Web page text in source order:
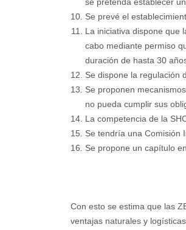
Se prevé el
La iniciativa dispone que
cabo mediante permiso
duración de hasta 30
Se dispone la regulación
Se proponen
no pueda cumplir sus
La competencia de la
Se tendría una Comisión
Se propone un capítulo
Con esto se estima que las
ventajas naturales y